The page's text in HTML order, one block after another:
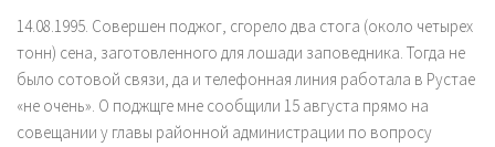
14.08.1995. Совершен поджог, сгорело два стога (около четырех
тонн) сена, заготовленного для лошади заповедника. Тогда не
было сотовой связи, да и телефонная линия работала в Рустае
«не очень». О поджщге мне сообщили 15 августа прямо на
совещании у главы районной администрации по вопросу